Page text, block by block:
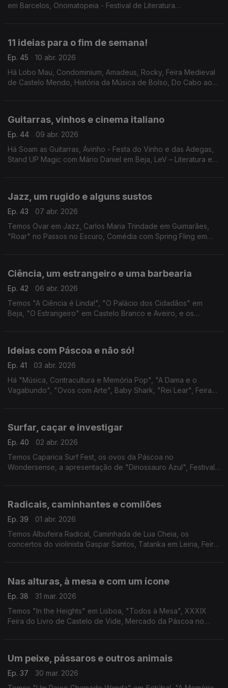
em Barcelos, Onomatopeia - Festival de Literatura
11 ideias para o fim de semana!
Ep. 45
10 abr. 2026
Há Lobo Mau, Condominium, Amadeus, Rocky, Feira Medieval
de Castelo Mendo, História da Música de Bolso, Do Cabo ao
Guitarras, vinhos e cinema italiano
Ep. 44
09 abr. 2026
Há Soam as Guitarras, Ávinho - Festa do Vinho e das Adegas,
Stand UP Magic com Mário Daniel em Beja, LeV – Literatura em
Jazz, um rugido e alguns sustos
Ep. 43
07 abr. 2026
Temos Ovar em Jazz, Carlos Maria Trindade em Guimarães,
"Roar" no Passos no Escuro, Comédia com Spring Fling em
Ciência, um estrangeiro e uma barbearia
Ep. 42
06 abr. 2026
Temos "A Ciência é Linda!", "O Palácio dos Cidadãos" em
Beja, "O Estrangeiro" em Castelo Branco e Aveiro, e os
Ideias com Páscoa e não só!
Ep. 41
03 abr. 2026
Há "Música, Contracultura e Memória Pop", "A Dama e o
Vagabundo", "Ovos com Arte", Baby Shark, "Rei Lear", Feiras
Surfar, caçar e investigar
Ep. 40
02 abr. 2026
Temos Caparica Surf Fest, os ovos da Páscoa no
Wondersense, a apresentação de "Dinossauro Azul", Festival
Radicais, caminhantes e comilões
Ep. 39
01 abr. 2026
Temos Albufeira Radical, Caminhada de Lua Cheia, os
concertos do violinista Gaspar Santos, Tatanka em Leiria, Feira
Nas alturas, à mesa e com um ícone
Ep. 38
31 mar. 2026
Temos "In the Heights" em Lisboa, "Todos à Mesa", XXXIX
Feira do Livro de Castelo de Vide, Mercado da Páscoa no
Um peixe, pássaros e outros animais
Ep. 37
30 mar. 2026